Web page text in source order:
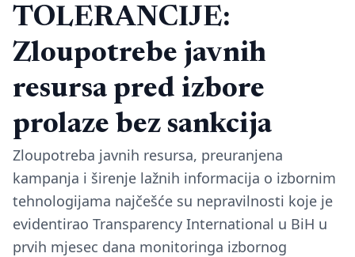
Ponos i glas
Daljinski u ruke
Romski put
O nama
Impressum
Kontakt
TOLERANCIJE:
Zloupotrebe javnih
resursa pred izbore
prolaze bez sankcija
Zloupotreba javnih resursa, preuranjena
kampanja i širenje lažnih informacija o izbornim
tehnologijama najčešće su nepravilnosti koje je
evidentirao Transparency International u BiH u
prvih mjesec dana monitoringa izbornog